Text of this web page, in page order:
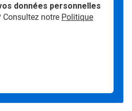
données personnelles
Consultez notre Politique